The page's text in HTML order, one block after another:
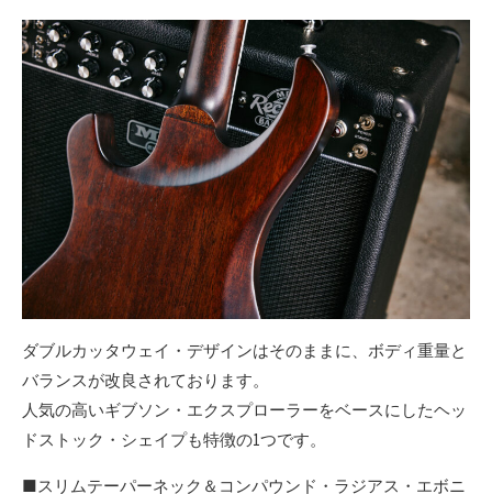
ダブルカッタウェイ・デザインはそのままに、ボディ重量と
バランスが改良されております。
人気の高いギブソン・エクスプローラーをベースにしたヘッ
ドストック・シェイプも特徴の1つです。
■スリムテーパーネック＆コンパウンド・ラジアス・エボニ